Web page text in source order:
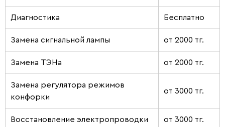
Диагностика Бесплатно
Замена сигнальной лампы от 2000 тг.
Замена ТЭНа от 2000 тг.
Замена регулятора режимов
конфорки
от 3000 тг.
Восстановление электропроводки от 3000 тг.